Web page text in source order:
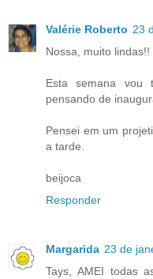
Valérie Roberto 23
Nossa, muito lindas!!
Esta semana vou
pensando de
Pensei em um
a tarde.
beijoca
Responder
Margarida 23 de
Tays, AMEI todas